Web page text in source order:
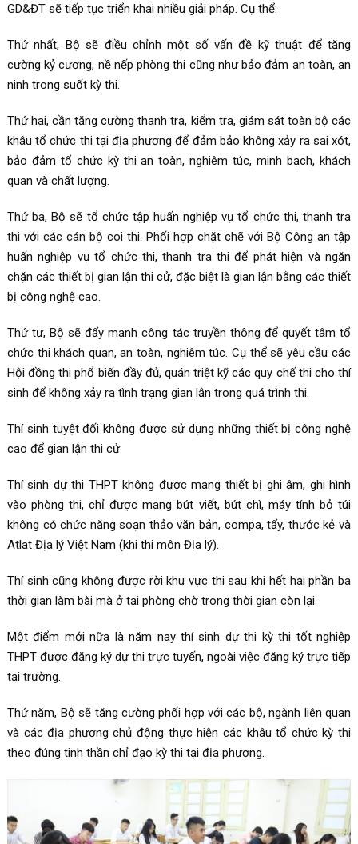
GD&ĐT sẽ tiếp tục triển khai nhiều giải pháp. Cụ thể:
Thứ nhất, Bộ sẽ điều chỉnh một số vấn đề kỹ thuật để tăng
cường kỷ cương, nề nếp phòng thi cũng như bảo đảm an toàn, an
ninh trong suốt kỳ thi.
Thứ hai, cần tăng cường thanh tra, kiểm tra, giám sát toàn bộ các
khâu tổ chức thi tại địa phương để đảm bảo không xảy ra sai xót,
bảo đảm tổ chức kỳ thi an toàn, nghiêm túc, minh bạch, khách
quan và chất lượng.
Thứ ba, Bộ sẽ tổ chức tập huấn nghiệp vụ tổ chức thi, thanh tra
thi với các cán bộ coi thi. Phối hợp chặt chẽ với Bộ Công an tập
huấn nghiệp vụ tổ chức thi, thanh tra thi để phát hiện và ngăn
chặn các thiết bị gian lận thi cử, đặc biệt là gian lận bằng các thiết
bị công nghệ cao.
Thứ tư, Bộ sẽ đẩy mạnh công tác truyền thông để quyết tâm tổ
chức thi khách quan, an toàn, nghiêm túc. Cụ thể sẽ yêu cầu các
Hội đồng thi phổ biến đầy đủ, quán triệt kỹ các quy chế thi cho thí
sinh để không xảy ra tình trạng gian lận trong quá trình thi.
Thí sinh tuyệt đối không được sử dụng những thiết bị công nghệ
cao để gian lận thi cử.
Thí sinh dự thi THPT không được mang thiết bị ghi âm, ghi hình
vào phòng thi, chỉ được mang bút viết, bút chì, máy tính bỏ túi
không có chức năng soạn thảo văn bản, compa, tẩy, thước kẻ và
Atlat Địa lý Việt Nam (khi thi môn Địa lý).
Thí sinh cũng không được rời khu vực thi sau khi hết hai phần ba
thời gian làm bài mà ở tại phòng chờ trong thời gian còn lại.
Một điểm mới nữa là năm nay thí sinh dự thi kỳ thi tốt nghiệp
THPT được đăng ký dự thi trực tuyến, ngoài việc đăng ký trực tiếp
tại trường.
Thứ năm, Bộ sẽ tăng cường phối hợp với các bộ, ngành liên quan
và các địa phương chủ động thực hiện các khâu tổ chức kỳ thi
theo đúng tinh thần chỉ đạo kỳ thi tại địa phương.